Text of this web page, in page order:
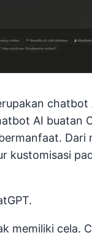
chatbot
AI buatan
Dari
kustomisasi
memiliki cela.